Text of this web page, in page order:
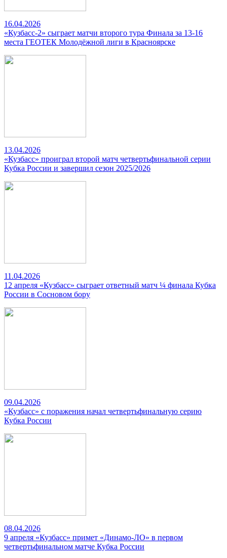
16.04.2026
«Кузбасс-2» сыграет матчи второго тура Финала за 13-16
места ГЕОТЕК Молодёжной лиги в Красноярске
13.04.2026
«Кузбасс» проиграл второй матч четвертьфинальной серии
Кубка России и завершил сезон 2025/2026
11.04.2026
12 апреля «Кузбасс» сыграет ответный матч ¼ финала Кубка
России в Сосновом бору
09.04.2026
«Кузбасс» с поражения начал четвертьфинальную серию
Кубка России
08.04.2026
9 апреля «Кузбасс» примет «Динамо-ЛО» в первом
четвертьфинальном матче Кубка России